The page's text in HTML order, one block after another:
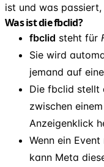
ist und was
Was ist die fbclid?
fbclid steht für
Sie wird
jemand auf
Die fbclid stellt
zwischen
Anzeigenklick
Wenn ein
kann Meta